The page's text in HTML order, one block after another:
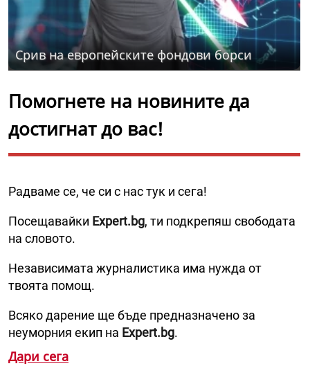
Срив на европейските фондови борси
Помогнете на новините да
достигнат до вас!
Радваме се, че си с нас тук и сега!
Посещавайки Expert.bg, ти подкрепяш свободата
на словото.
Независимата журналистика има нужда от
твоята помощ.
Всяко дарение ще бъде предназначено за
неуморния екип на Expert.bg.
Дари сега